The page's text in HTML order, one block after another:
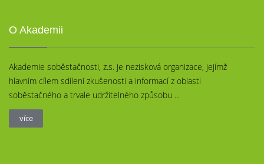
O Akademii
Akademie soběstačnosti, z.s. je nezisková organizace, jejímž
hlavním cílem sdílení zkušenosti a informací z oblasti
soběstačného a trvale udržitelného způsobu ...
více